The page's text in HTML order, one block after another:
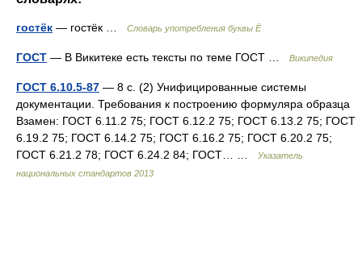
гостёк — гостёк … Словарь употребления буквы Ё
ГОСТ — В Викитеке есть тексты по теме ГОСТ … Википедия
ГОСТ 6.10.5-87 — 8 с. (2) Унифицированные системы
документации. Требования к построению формуляра образца
Взамен: ГОСТ 6.11.2 75; ГОСТ 6.12.2 75; ГОСТ 6.13.2 75; ГОСТ
6.19.2 75; ГОСТ 6.14.2 75; ГОСТ 6.16.2 75; ГОСТ 6.20.2 75;
ГОСТ 6.21.2 78; ГОСТ 6.24.2 84; ГОСТ… …
Указатель
национальных стандартов 2013